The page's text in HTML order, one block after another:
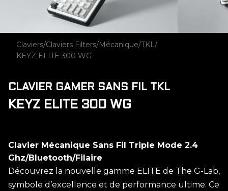
Claviers/Claviers Filters/Mécanique/TKL/
KEYZ ELITE 300 WG
CLAVIER GAMER SANS FIL TKL
KEYZ ELITE 300 WG
Clavier Mécanique Sans Fil Triple Mode 2.4
Ghz/Bluetooth/Filaire
Découvrez la nouvelle gamme ELITE de The G-Lab,
symbole d’excellence et de performance ultime. Ce